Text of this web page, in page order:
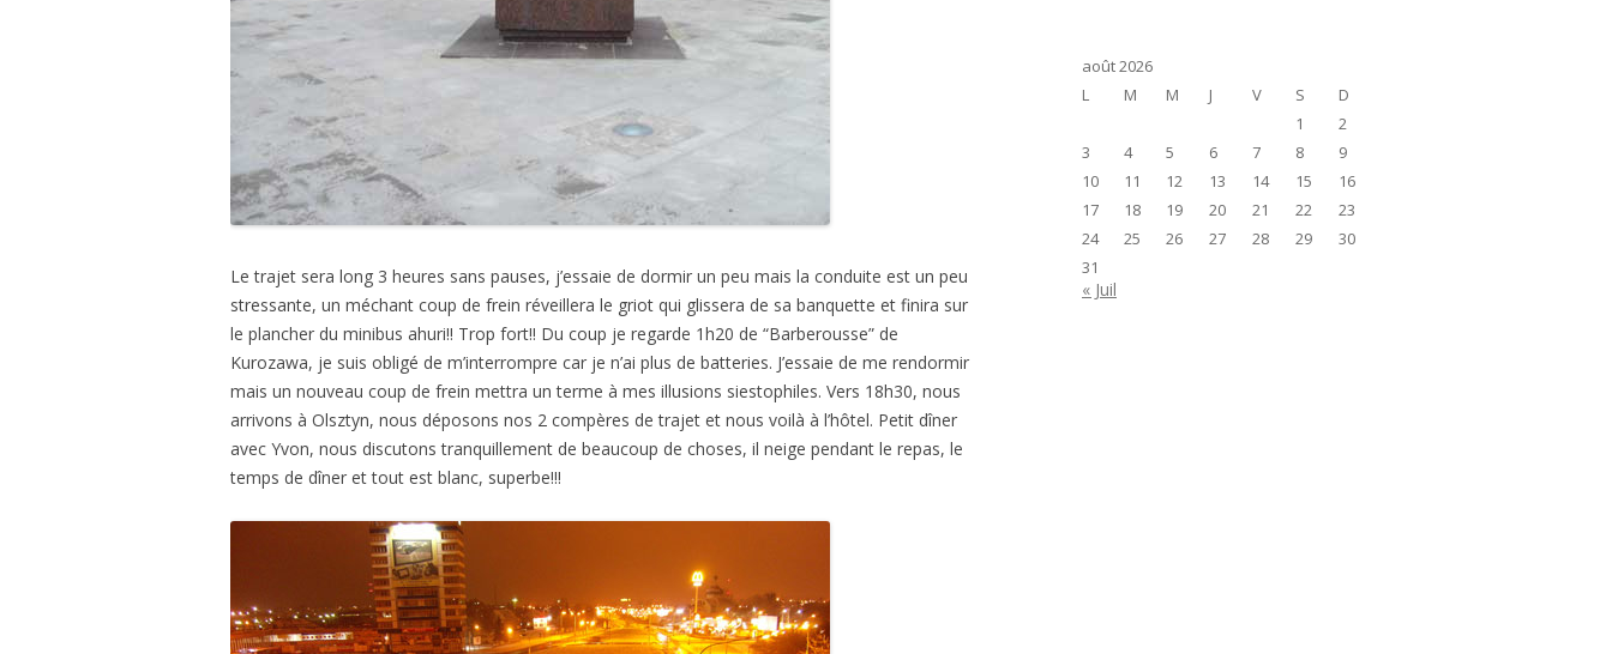
Le trajet sera long 3 heures sans pauses, j’essaie de dormir un peu mais la conduite est un peu
stressante, un méchant coup de frein réveillera le griot qui glissera de sa banquette et finira sur
le plancher du minibus ahuri!! Trop fort!! Du coup je regarde 1h20 de “Barberousse” de
Kurozawa, je suis obligé de m’interrompre car je n’ai plus de batteries. J’essaie de me rendormir
mais un nouveau coup de frein mettra un terme à mes illusions siestophiles. Vers 18h30, nous
arrivons à Olsztyn, nous déposons nos 2 compères de trajet et nous voilà à l’hôtel. Petit dîner
avec Yvon, nous discutons tranquillement de beaucoup de choses, il neige pendant le repas, le
temps de dîner et tout est blanc, superbe!!!
août 2026
L
M M J V S
D
1
2
3
4 5 6 7 8
9
10
11 12 13 14 15
16
17
18 19 20 21 22
23
24
25 26 27 28 29
30
31
« Juil